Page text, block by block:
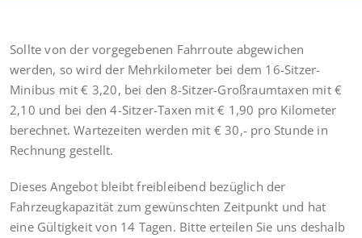
Sollte von der vorgegebenen Fahrroute abgewichen
werden, so wird der Mehrkilometer bei dem 16-Sitzer-
Minibus mit € 3,20, bei den 8-Sitzer-Großraumtaxen mit €
2,10 und bei den 4-Sitzer-Taxen mit € 1,90 pro Kilometer
berechnet. Wartezeiten werden mit € 30,- pro Stunde in
Rechnung gestellt.
Dieses Angebot bleibt freibleibend bezüglich der
Fahrzeugkapazität zum gewünschten Zeitpunkt und hat
eine Gültigkeit von 14 Tagen. Bitte erteilen Sie uns deshalb